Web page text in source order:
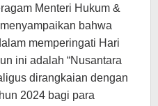
Menteri Hukum &
bahwa
memperingati Hari
ini adalah “Nusantara
dirangkaian dengan
2024 bagi para